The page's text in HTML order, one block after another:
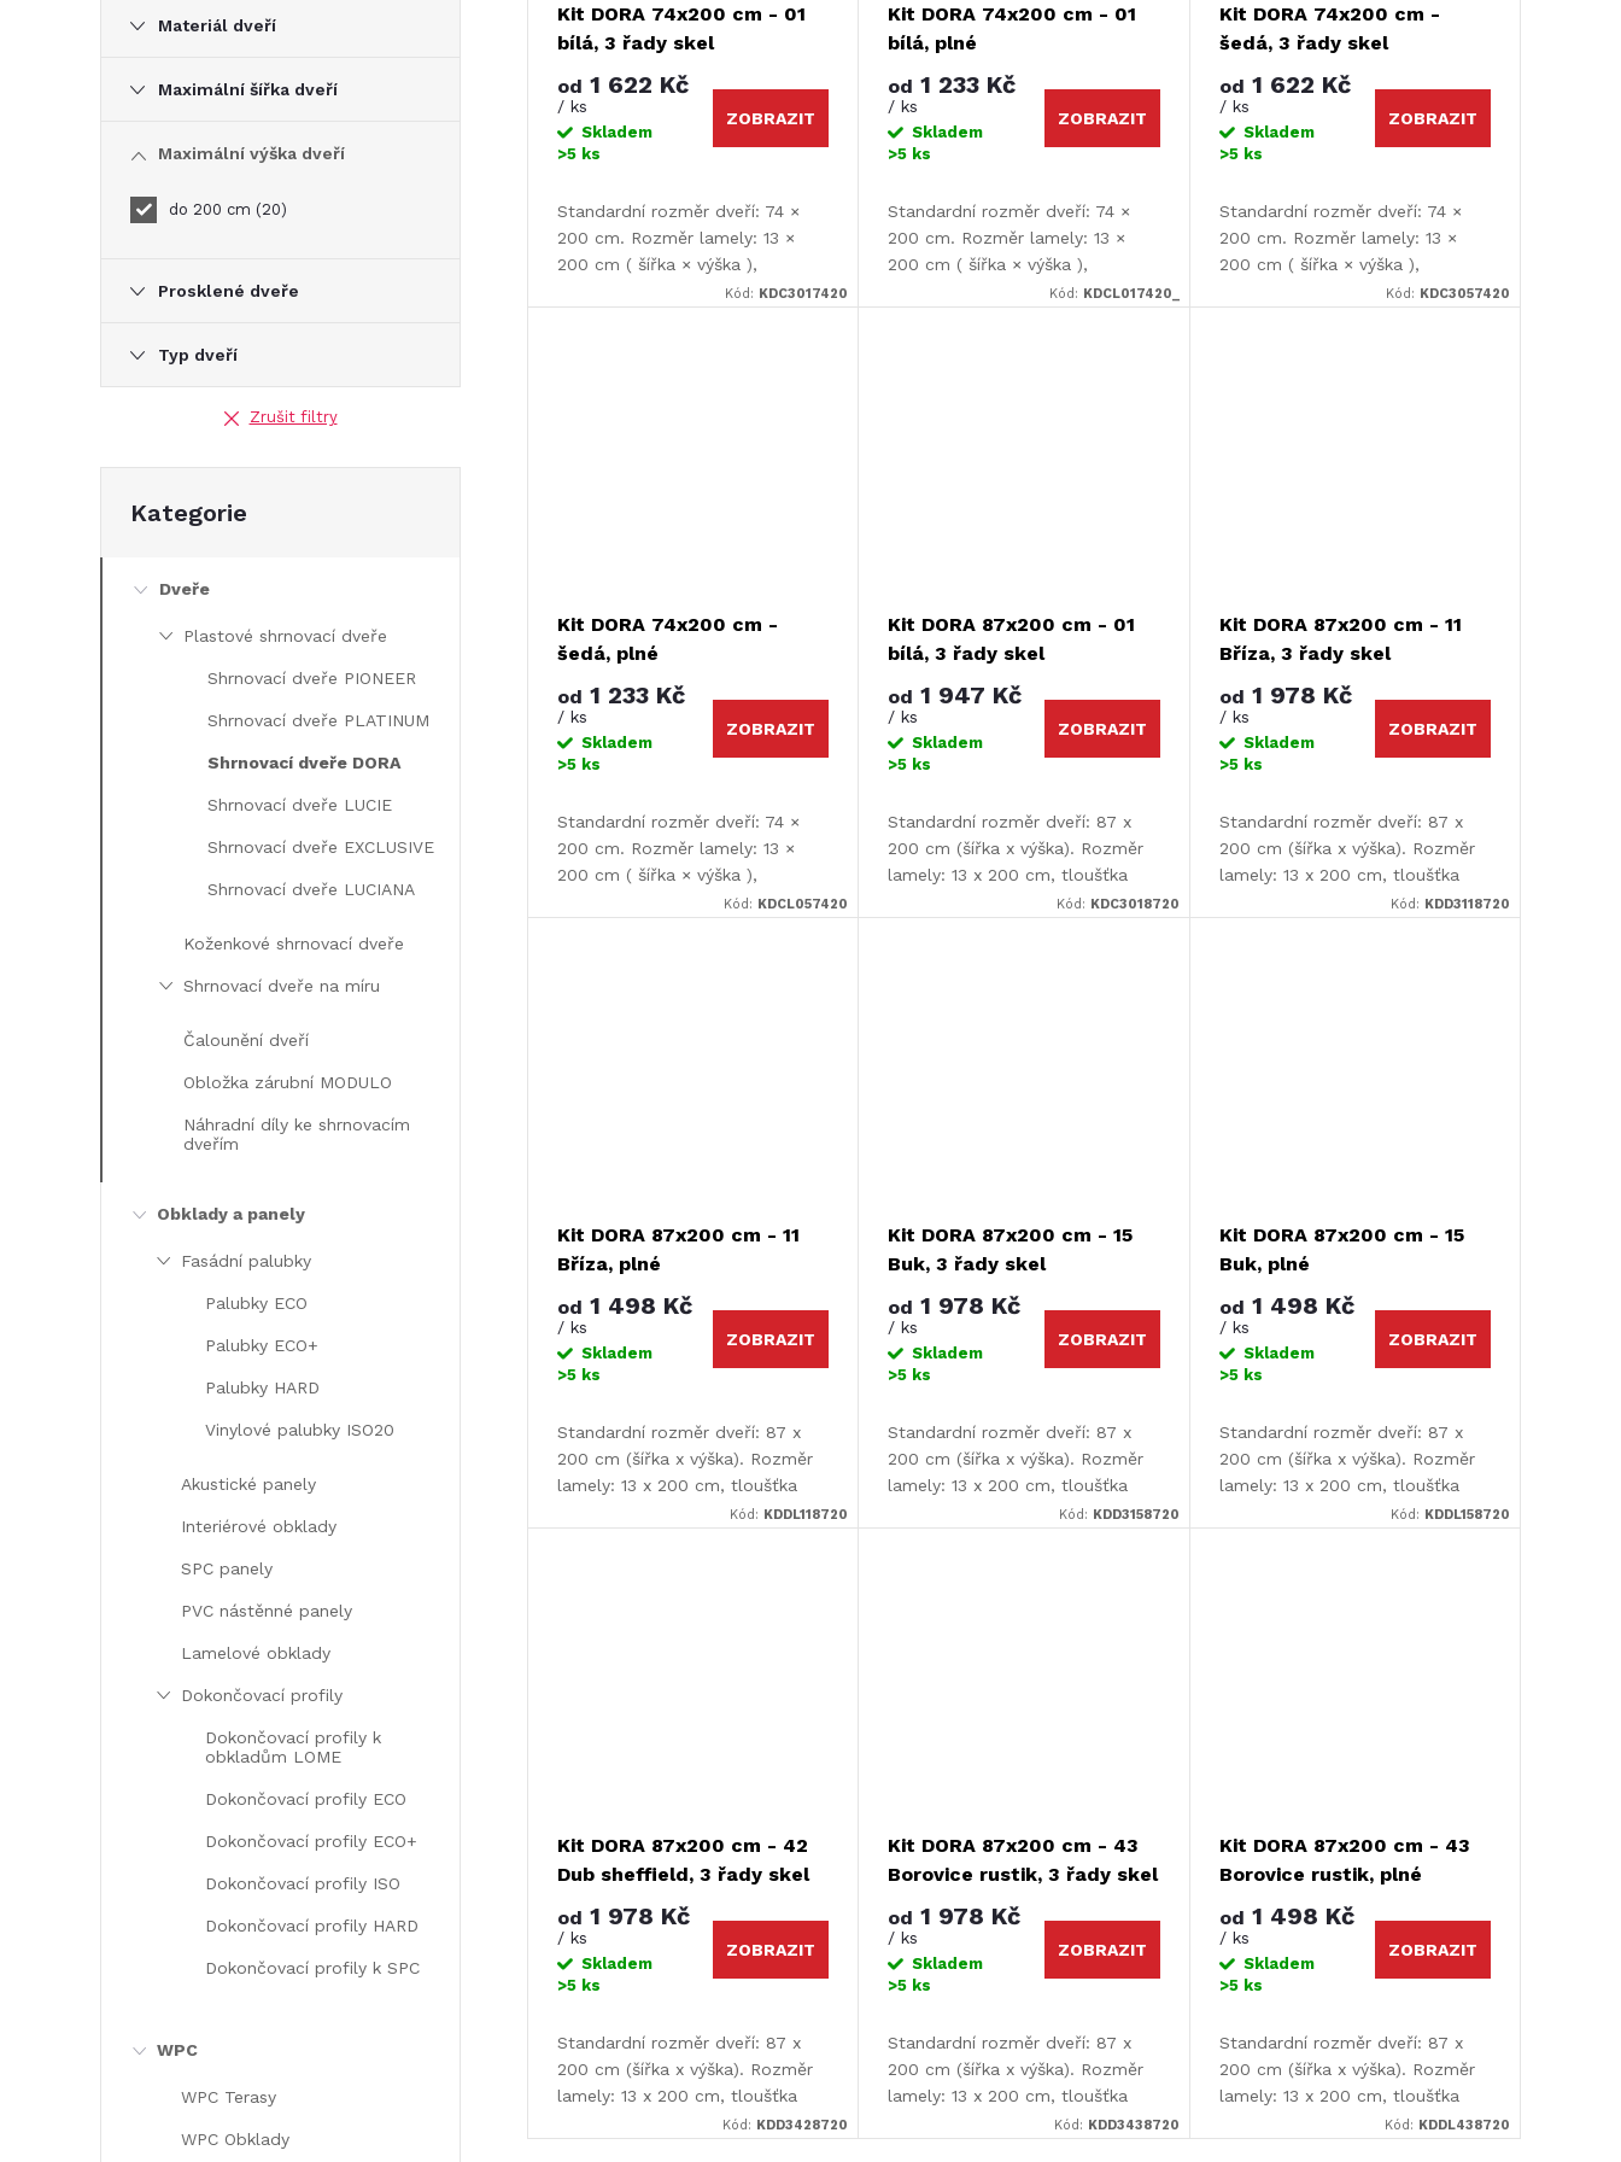
Materiál dveří
Maximální šířka dveří
Maximální výška dveří
do 200 cm 20
Prosklené dveře
Typ dveří
Zrušit filtry
kategorie
Kategorie
Dveře
Plastové shrnovací dveře
Shrnovací dveře PIONEER
Shrnovací dveře PLATINUM
Shrnovací dveře DORA
Shrnovací dveře LUCIE
Shrnovací dveře EXCLUSIVE
Shrnovací dveře LUCIANA
Koženkové shrnovací dveře
Shrnovací dveře na míru
Čalounění dveří
Obložka zárubní MODULO
Náhradní díly ke shrnovacím
dveřím
Obklady a panely
Fasádní palubky
Palubky ECO
Palubky ECO+
Palubky HARD
Vinylové palubky ISO20
Akustické panely
Interiérové obklady
SPC panely
PVC nástěnné panely
Lamelové obklady
Dokončovací profily
Dokončovací profily k
obkladům LOME
Dokončovací profily ECO
Dokončovací profily ECO+
Dokončovací profily ISO
Dokončovací profily HARD
Dokončovací profily k SPC
WPC
WPC Terasy
WPC Obklady
t
Kit DORA 74x200 cm - 01
bílá, 3 řady skel
od 1 622 Kč
/ ks
Skladem
>5 ks
ZOBRAZIT
Standardní rozměr dveří: 74 ×
200 cm. Rozměr lamely: 13 ×
200 cm ( šířka × výška ),
tloušťka lamely: 9 mm. Dveře je
Kód: KDC3017420
Kit DORA 74x200 cm - 01
bílá, plné
od 1 233 Kč
/ ks
Skladem
>5 ks
ZOBRAZIT
Standardní rozměr dveří: 74 ×
200 cm. Rozměr lamely: 13 ×
200 cm ( šířka × výška ),
tloušťka lamely: 9 mm. Dveře je
Kód: KDCL017420_
Kit DORA 74x200 cm -
šedá, 3 řady skel
od 1 622 Kč
/ ks
Skladem
>5 ks
ZOBRAZIT
Standardní rozměr dveří: 74 ×
200 cm. Rozměr lamely: 13 ×
200 cm ( šířka × výška ),
tloušťka lamely: 9 mm. Dveře je
Kód: KDC3057420
Kit DORA 74x200 cm -
šedá, plné
od 1 233 Kč
/ ks
Skladem
>5 ks
ZOBRAZIT
Standardní rozměr dveří: 74 ×
200 cm. Rozměr lamely: 13 ×
200 cm ( šířka × výška ),
tloušťka lamely: 9 mm. Dveře je
Kód: KDCL057420
Kit DORA 87x200 cm - 01
bílá, 3 řady skel
od 1 947 Kč
/ ks
Skladem
>5 ks
ZOBRAZIT
Standardní rozměr dveří: 87 x
200 cm (šířka x výška). Rozměr
lamely: 13 x 200 cm, tloušťka
Kód: KDC3018720
Kit DORA 87x200 cm - 11
Bříza, 3 řady skel
od 1 978 Kč
/ ks
Skladem
>5 ks
ZOBRAZIT
Standardní rozměr dveří: 87 x
200 cm (šířka x výška). Rozměr
lamely: 13 x 200 cm, tloušťka
Kód: KDD3118720
Kit DORA 87x200 cm - 11
Bříza, plné
od 1 498 Kč
/ ks
Skladem
>5 ks
ZOBRAZIT
Standardní rozměr dveří: 87 x
200 cm (šířka x výška). Rozměr
lamely: 13 x 200 cm, tloušťka
Kód: KDDL118720
Kit DORA 87x200 cm - 15
Buk, 3 řady skel
od 1 978 Kč
/ ks
Skladem
>5 ks
ZOBRAZIT
Standardní rozměr dveří: 87 x
200 cm (šířka x výška). Rozměr
lamely: 13 x 200 cm, tloušťka
Kód: KDD3158720
Kit DORA 87x200 cm - 15
Buk, plné
od 1 498 Kč
/ ks
Skladem
>5 ks
ZOBRAZIT
Standardní rozměr dveří: 87 x
200 cm (šířka x výška). Rozměr
lamely: 13 x 200 cm, tloušťka
Kód: KDDL158720
Kit DORA 87x200 cm - 42
Dub sheffield, 3 řady skel
od 1 978 Kč
/ ks
Skladem
>5 ks
ZOBRAZIT
Standardní rozměr dveří: 87 x
200 cm (šířka x výška). Rozměr
lamely: 13 x 200 cm, tloušťka
Kód: KDD3428720
Kit DORA 87x200 cm - 43
Borovice rustik, 3 řady skel
od 1 978 Kč
/ ks
Skladem
>5 ks
ZOBRAZIT
Standardní rozměr dveří: 87 x
200 cm (šířka x výška). Rozměr
lamely: 13 x 200 cm, tloušťka
Kód: KDD3438720
Kit DORA 87x200 cm - 43
Borovice rustik, plné
od 1 498 Kč
/ ks
Skladem
>5 ks
ZOBRAZIT
Standardní rozměr dveří: 87 x
200 cm (šířka x výška). Rozměr
lamely: 13 x 200 cm, tloušťka
Kód: KDDL438720